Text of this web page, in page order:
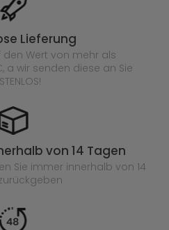
Lieferung
den Wert von mehr als
a wir senden diese an Sie
von 14 Tagen
Sie immer innerhalb von 14